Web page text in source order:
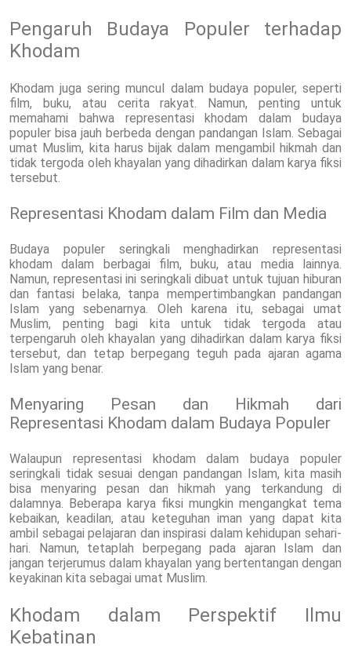
Pengaruh Budaya Populer terhadap
Khodam
Khodam juga sering muncul dalam budaya populer, seperti
film, buku, atau cerita rakyat. Namun, penting untuk
memahami bahwa representasi khodam dalam budaya
populer bisa jauh berbeda dengan pandangan Islam. Sebagai
umat Muslim, kita harus bijak dalam mengambil hikmah dan
tidak tergoda oleh khayalan yang dihadirkan dalam karya fiksi
tersebut.
Representasi Khodam dalam Film dan Media
Budaya populer seringkali menghadirkan representasi
khodam dalam berbagai film, buku, atau media lainnya.
Namun, representasi ini seringkali dibuat untuk tujuan hiburan
dan fantasi belaka, tanpa mempertimbangkan pandangan
Islam yang sebenarnya. Oleh karena itu, sebagai umat
Muslim, penting bagi kita untuk tidak tergoda atau
terpengaruh oleh khayalan yang dihadirkan dalam karya fiksi
tersebut, dan tetap berpegang teguh pada ajaran agama
Islam yang benar.
Menyaring Pesan dan Hikmah dari
Representasi Khodam dalam Budaya Populer
Walaupun representasi khodam dalam budaya populer
seringkali tidak sesuai dengan pandangan Islam, kita masih
bisa menyaring pesan dan hikmah yang terkandung di
dalamnya. Beberapa karya fiksi mungkin mengangkat tema
kebaikan, keadilan, atau keteguhan iman yang dapat kita
ambil sebagai pelajaran dan inspirasi dalam kehidupan sehari-
hari. Namun, tetaplah berpegang pada ajaran Islam dan
jangan terjerumus dalam khayalan yang bertentangan dengan
keyakinan kita sebagai umat Muslim.
Khodam dalam Perspektif Ilmu
Kebatinan